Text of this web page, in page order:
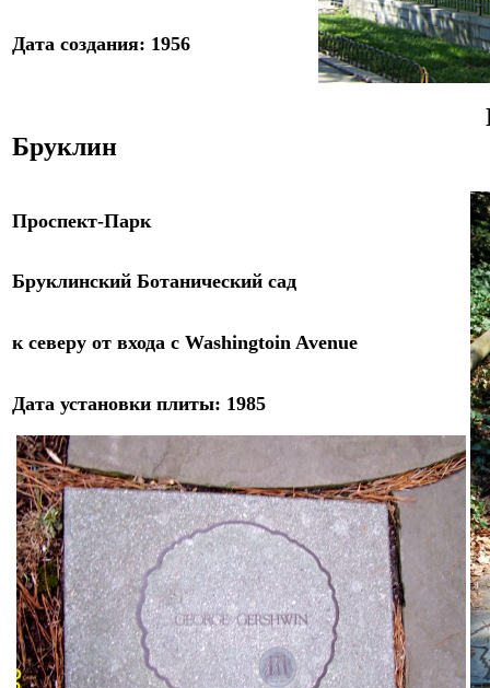
Дата создания: 1956
Бруклин
Проспект-Парк
Бруклинский Ботанический сад
к северу от входа с Washingtoin Avenue
Дата установки плиты: 1985